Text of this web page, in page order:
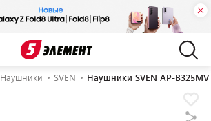
Наушники SVEN Наушники SVEN AP-